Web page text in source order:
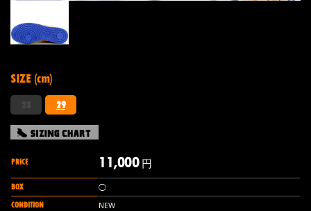
SIZE (cm)
29
PRICE 11,000円
BOX ◯
CONDITION NEW